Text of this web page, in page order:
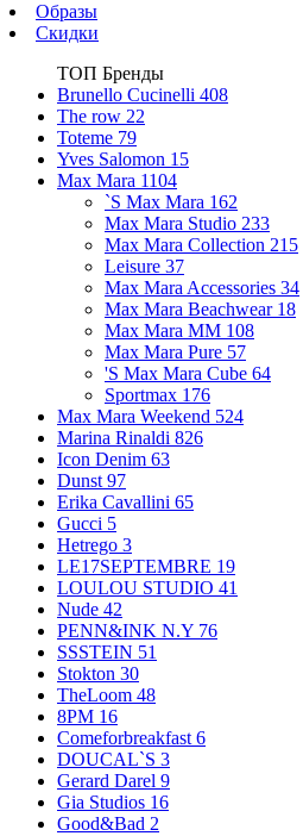
Образы
Скидки
ТОП Бренды
Brunello Cucinelli 408
The row 22
Toteme 79
Yves Salomon 15
Max Mara 1104
`S Max Mara 162
Max Mara Studio 233
Max Mara Collection 215
Leisure 37
Max Mara Accessories 34
Max Mara Beachwear 18
Max Mara MM 108
Max Mara Pure 57
'S Max Mara Cube 64
Sportmax 176
Max Mara Weekend 524
Marina Rinaldi 826
Icon Denim 63
Dunst 97
Erika Cavallini 65
Gucci 5
Hetrego 3
LE17SEPTEMBRE 19
LOULOU STUDIO 41
Nude 42
PENN&INK N.Y 76
SSSTEIN 51
Stokton 30
TheLoom 48
8PM 16
Comeforbreakfast 6
DOUCAL`S 3
Gerard Darel 9
Gia Studios 16
Good&Bad 2